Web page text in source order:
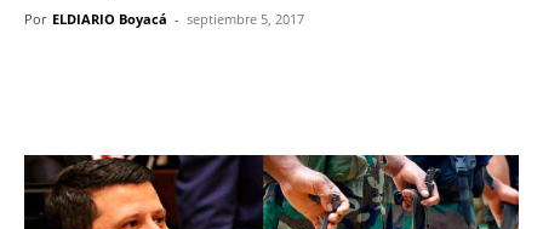
Por ELDIARIO Boyacá - septiembre 5, 2017